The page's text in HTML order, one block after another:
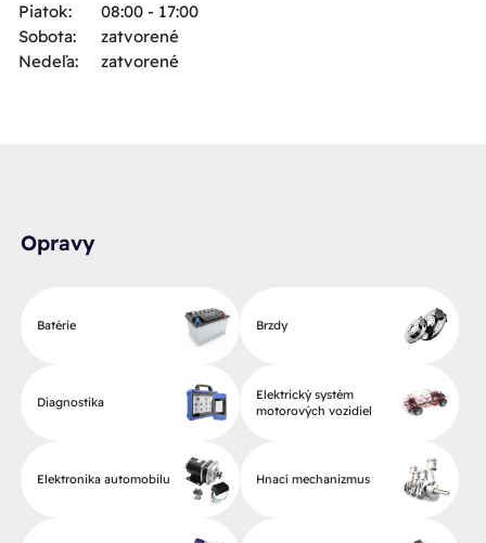
Piatok:
08:00 - 17:00
Sobota:
zatvorené
Nedeľa:
zatvorené
Opravy
Batérie Brzdy
Diagnostika
Elektrický systém
motorových vozidiel
Elektronika automobilu Hnací mechanizmus